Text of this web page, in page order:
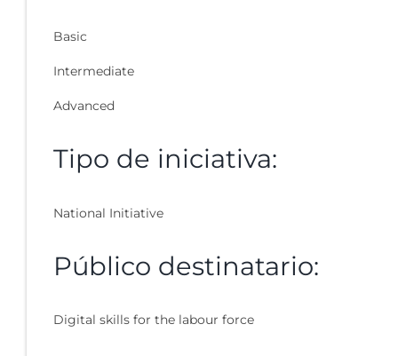
Basic
Intermediate
Advanced
Tipo de iniciativa:
National Initiative
Público destinatario:
Digital skills for the labour force